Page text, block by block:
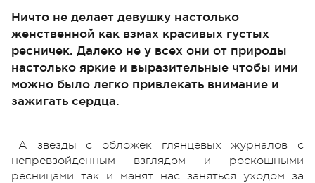
Ничто не делает девушку настолько
женственной как взмах красивых густых
ресничек. Далеко не у всех они от природы
настолько яркие и выразительные чтобы ими
можно было легко привлекать внимание и
зажигать сердца.
А звезды с обложек глянцевых журналов с
непревзойденным взглядом и роскошными
ресницами так и манят нас заняться уходом за